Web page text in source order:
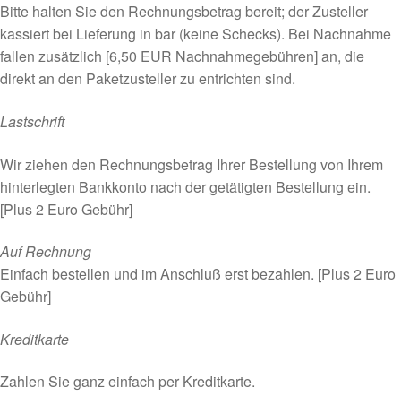
Bitte halten Sie den Rechnungsbetrag bereit; der Zusteller
kassiert bei Lieferung in bar (keine Schecks). Bei Nachnahme
fallen zusätzlich [6,50 EUR Nachnahmegebühren] an, die
direkt an den Paketzusteller zu entrichten sind.
Lastschrift
Wir ziehen den Rechnungsbetrag Ihrer Bestellung von Ihrem
hinterlegten Bankkonto nach der getätigten Bestellung ein.
[Plus 2 Euro Gebühr]
Auf Rechnung
Einfach bestellen und im Anschluß erst bezahlen. [Plus 2 Euro
Gebühr]
Kreditkarte
Zahlen Sie ganz einfach per Kreditkarte.